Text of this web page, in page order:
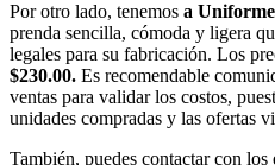
Por otro lado, tenemos a
prenda sencilla, cómoda y ligera
legales para su fabricación. Los
$230.00. Es recomendable
ventas para validar los costos,
unidades compradas y las ofertas
También, puedes contactar con los